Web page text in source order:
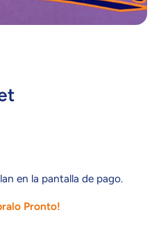
en la pantalla de pago.
Pronto!